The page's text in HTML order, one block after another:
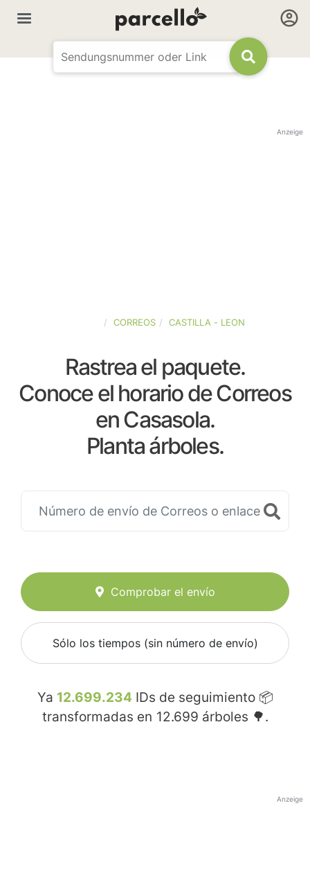
Anzeige
CORREOS CASTILLA - LEON
Rastrea el paquete.
Conoce el horario de Correos
en Casasola.
Planta árboles.
Comprobar el envío
Sólo los tiempos (sin número de envío)
Ya 12.699.234 IDs de seguimiento 📦
transformadas en 12.699 árboles 🌳.
Anzeige